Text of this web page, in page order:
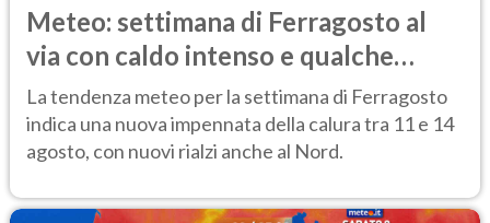
Meteo: settimana di Ferragosto al
via con caldo intenso e qualche
temporale
La tendenza meteo per la settimana di Ferragosto
indica una nuova impennata della calura tra 11 e 14
agosto, con nuovi rialzi anche al Nord.